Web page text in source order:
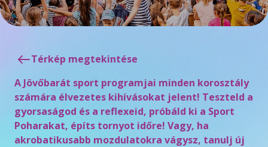
Térkép megtekintése
A Jövőbarát sport programjai minden korosztály
számára élvezetes kihívásokat jelent! Teszteld a
gyorsaságod és a reflexeid, próbáld ki a Sport
Poharakat, építs tornyot időre! Vagy, ha
akrobatikusabb mozdulatokra vágysz, tanulj új